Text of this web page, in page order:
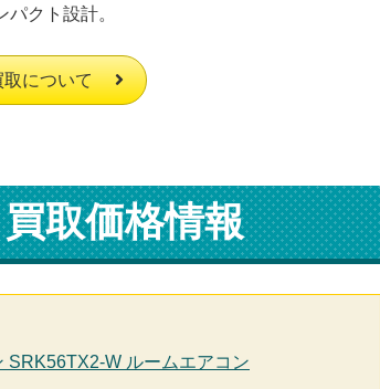
クト設計。
について
取価格情報
SRK56TX2-W ルームエアコン